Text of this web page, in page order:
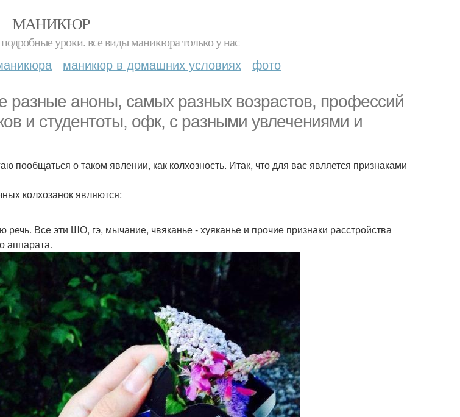
МАНИКЮР
уроки. все виды маникюра только у нас
маникюр в домашних условиях фото
разные аноны, самых разных возрастов, профессий
и студентоты, офк, с разными увлечениями и
пообщаться о таком явлении, как колхозность. Итак, что для вас является признаками
колхозанок являются:
речь. Все эти ШО, гэ, мычание, чвяканье - хуяканье и прочие признаки расстройства
аппарата.